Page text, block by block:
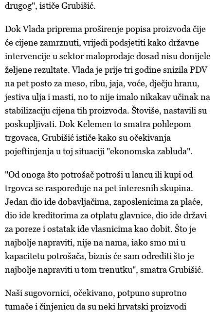
drugog", ističe Grubišić.
Dok Vlada priprema proširenje popisa proizvoda čije
će cijene zamrznuti, vrijedi podsjetiti kako državne
intervencije u sektor maloprodaje dosad nisu donijele
željene rezultate. Vlada je prije tri godine snizila PDV
na pet posto za meso, ribu, jaja, voće, dječju hranu,
jestiva ulja i masti, no to nije imalo nikakav učinak na
stabilizaciju cijena tih proizvoda. Štoviše, nastavili su
poskupljivati. Dok Kelemen to smatra pohlepom
trgovaca, Grubišić ističe kako su očekivanja
pojeftinjenja u toj situaciji "ekonomska zabluda".
"Od onoga što potrošač potroši u lancu ili kupi od
trgovca se raspoređuje na pet interesnih skupina.
Jedan dio ide dobavljačima, zaposlenicima za plaće,
dio ide kreditorima za otplatu glavnice, dio ide državi
za poreze i ostatak ide vlasnicima kao dobit. Što je
najbolje napraviti, nije na nama, iako smo mi u
kapacitetu potrošača, biznis će sam odrediti što je
najbolje napraviti u tom trenutku", smatra Grubišić.
Naši sugovornici, očekivano, potpuno suprotno
tumače i činjenicu da su neki hrvatski proizvodi